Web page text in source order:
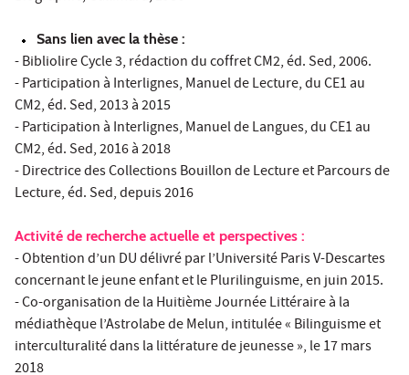
Sans lien avec la thèse :
- Bibliolire Cycle 3, rédaction du coffret CM2, éd. Sed, 2006.
- Participation à Interlignes, Manuel de Lecture, du CE1 au
CM2, éd. Sed, 2013 à 2015
- Participation à Interlignes, Manuel de Langues, du CE1 au
CM2, éd. Sed, 2016 à 2018
- Directrice des Collections Bouillon de Lecture et Parcours de
Lecture, éd. Sed, depuis 2016
Activité de recherche actuelle et perspectives :
- Obtention d’un DU délivré par l’Université Paris V-Descartes
concernant le jeune enfant et le Plurilinguisme, en juin 2015.
- Co-organisation de la Huitième Journée Littéraire à la
médiathèque l’Astrolabe de Melun, intitulée « Bilinguisme et
interculturalité dans la littérature de jeunesse », le 17 mars
2018